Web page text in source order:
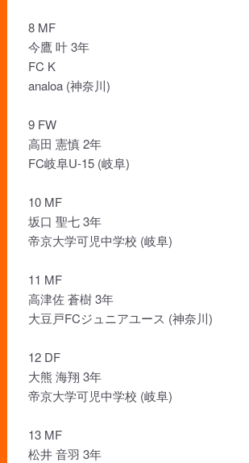
8 MF
今鷹 叶 3年
FC K
analoa (神奈川)
9 FW
高田 憲慎 2年
FC岐阜U-15 (岐阜)
10 MF
坂口 聖七 3年
帝京大学可児中学校 (岐阜)
11 MF
高津佐 蒼樹 3年
大豆戸FCジュニアユース (神奈川)
12 DF
大熊 海翔 3年
帝京大学可児中学校 (岐阜)
13 MF
松井 音羽 3年